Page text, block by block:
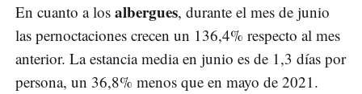
En cuanto a los albergues, durante el mes de junio
las pernoctaciones crecen un 136,4% respecto al mes
anterior. La estancia media en junio es de 1,3 días por
persona, un 36,8% menos que en mayo de 2021.